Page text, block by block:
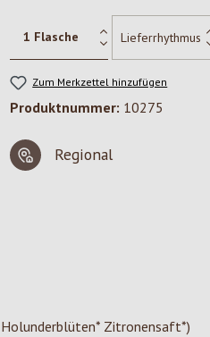
Zum Merkzettel hinzufügen
Produktnummer: 10275
Regional
Holunderblüten* Zitronensaft*)